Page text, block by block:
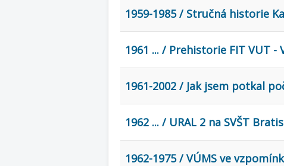
1959-1985 / Stručná historie
1961 ... / Prehistorie FIT VUT
1961-2002 / Jak jsem potkal
1962 ... / URAL 2 na SVŠT
1962-1975 / VÚMS ve